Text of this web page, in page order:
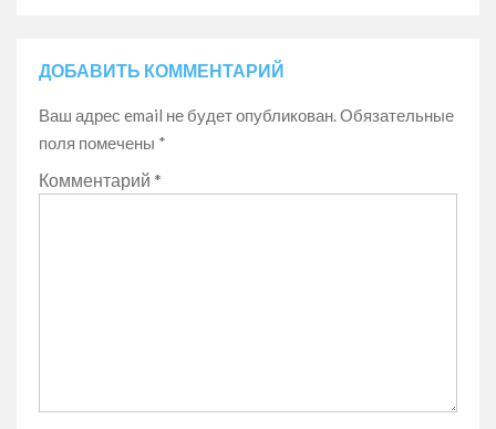
ДОБАВИТЬ КОММЕНТАРИЙ
Ваш адрес email не будет опубликован.Обязательные
поля помечены *
Комментарий *